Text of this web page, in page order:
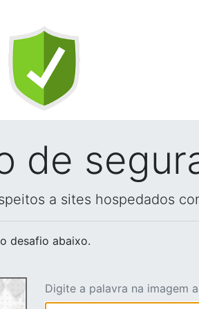
de
a sites hospedados
desafio abaixo.
Digite a palavra na imagem